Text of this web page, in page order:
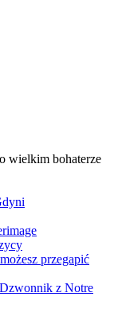
wielkim bohaterze
przegapić
z Notre